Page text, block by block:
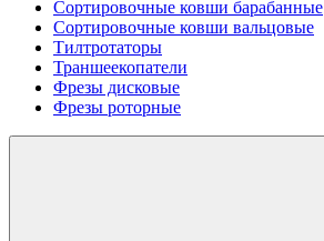
Сортировочные ковши барабанные
Сортировочные ковши вальцовые
Тилтротаторы
Траншеекопатели
Фрезы дисковые
Фрезы роторные